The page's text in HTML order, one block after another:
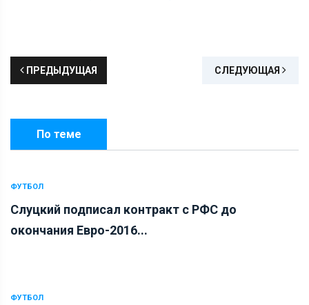
ПРЕДЫДУЩАЯ СЛЕДУЮЩАЯ
По теме
ФУТБОЛ
Слуцкий подписал контракт с РФС до
окончания Евро-2016...
ФУТБОЛ